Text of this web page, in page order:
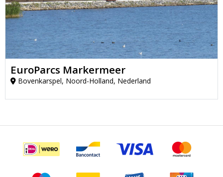
EuroParcs Markermeer
Bovenkarspel, Noord-Holland, Nederland